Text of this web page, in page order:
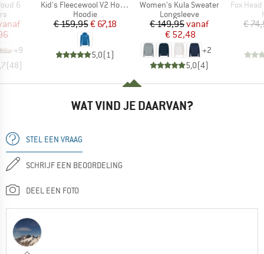
6
prijs
+9
(48)
Artikel
Kid's Fleecewool V2 Hoodie
Productgroep
Hoodie
Prijs
€ 159,95Verlaagde prijs
€ 67,18
5,0(1)
Artikel
Women's Kula Sweater
Productgroep
Longsleeve
Prijs
€ 149,95Verlaagde prijs
vanaf
€ 52,48
+2
5,0(4)
Artikel
Fox
€
WAT VIND JE DAARVAN?
STEL EEN VRAAG
SCHRIJF EEN BEOORDELING
DEEL EEN FOTO